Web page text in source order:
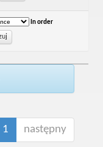
In order
1 następny